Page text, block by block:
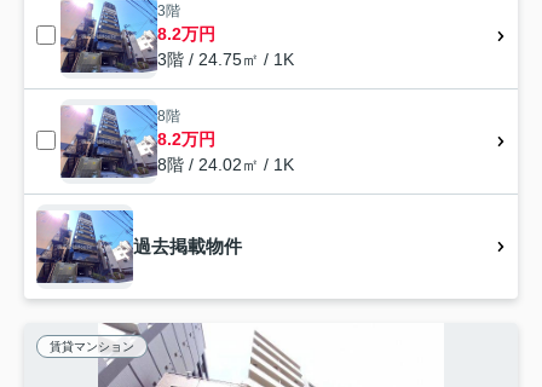
3階
8.2万円
3階 / 24.75㎡ / 1K
8階
8.2万円
8階 / 24.02㎡ / 1K
過去掲載物件
賃貸マンション